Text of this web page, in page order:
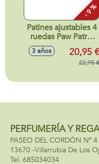
- 9 %
Patines ajustables 4
ruedas Paw Patrol
(Talla 24-29)
3 años 20,95 €
22,95 €
PERFUMERÍA Y
PASEO DEL CORDÓN Nº 4
13670 -Villarrubia De Los
685034034